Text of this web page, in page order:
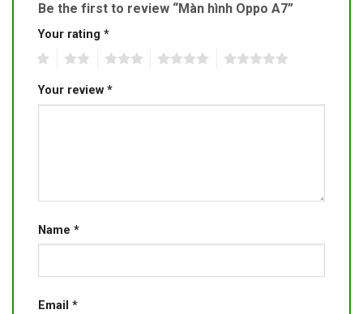
Be the first to review “Màn hình Oppo A7”
Your rating *
Your review *
Name *
Email *